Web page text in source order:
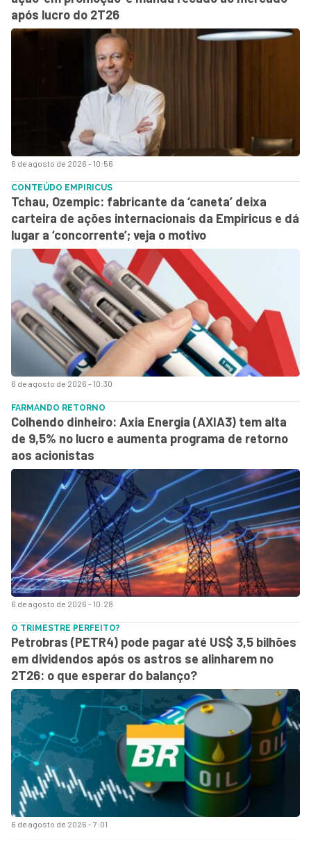
6 de agosto de 2026 - 10:56
após lucro do 2T26
6 de agosto de 2026 - 10:30
CONTEÚDO EMPIRICUS
Tchau, Ozempic: fabricante da ‘caneta’ deixa
carteira de ações internacionais da Empiricus e dá
lugar a ‘concorrente’; veja o motivo
6 de agosto de 2026 - 10:28
FARMANDO RETORNO
Colhendo dinheiro: Axia Energia (AXIA3) tem alta
de 9,5% no lucro e aumenta programa de retorno
aos acionistas
6 de agosto de 2026 - 7:01
O TRIMESTRE PERFEITO?
Petrobras (PETR4) pode pagar até US$ 3,5 bilhões
em dividendos após os astros se alinharem no
2T26: o que esperar do balanço?